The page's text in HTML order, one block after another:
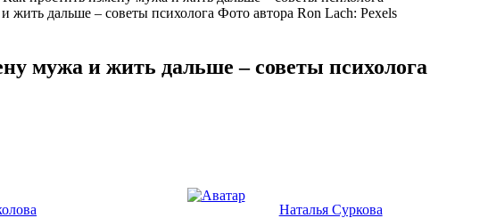
Фото автора Ron Lach: Pexels
мужа и жить дальше – советы психолога
Наталья Суркова